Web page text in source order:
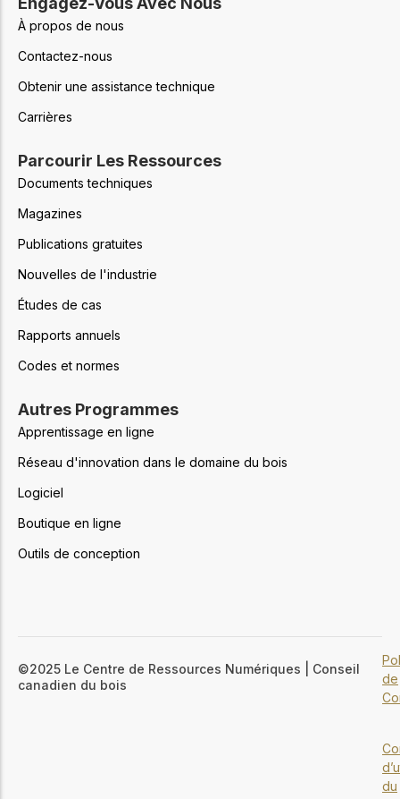
À propos de nous
Contactez-nous
Obtenir une assistance technique
Carrières
Parcourir Les Ressources
Documents techniques
Magazines
Publications gratuites
Nouvelles de l'industrie
Études de cas
Rapports annuels
Codes et normes
Autres Programmes
Apprentissage en ligne
Réseau d'innovation dans le domaine du bois
Logiciel
Boutique en ligne
Outils de conception
©2025 Le Centre de Ressources Numériques | Conseil
canadien du bois
de
du